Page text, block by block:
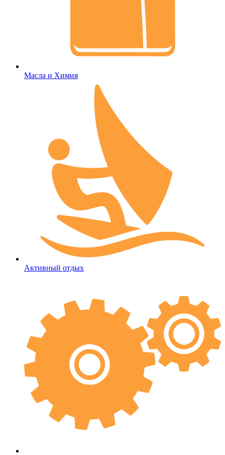
Масла и Химия
Активный отдых